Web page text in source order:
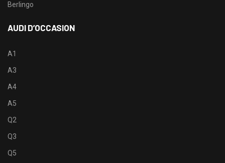
Berlingo
AUDI D’OCCASION
A1
A3
A4
A5
Q2
Q3
Q5